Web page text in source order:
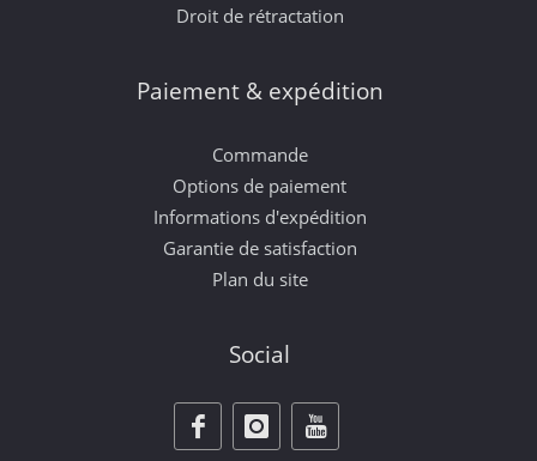
Droit de rétractation
Paiement & expédition
Commande
Options de paiement
Informations d'expédition
Garantie de satisfaction
Plan du site
Social